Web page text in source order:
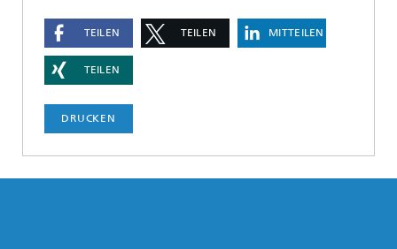
TEILEN TEILEN MITTEILEN
TEILEN
DRUCKEN